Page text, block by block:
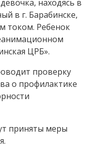
находясь в
в г. Барабинске,
током. Ребенок
ЦРБ».
проверку
о профилактике
приняты меры